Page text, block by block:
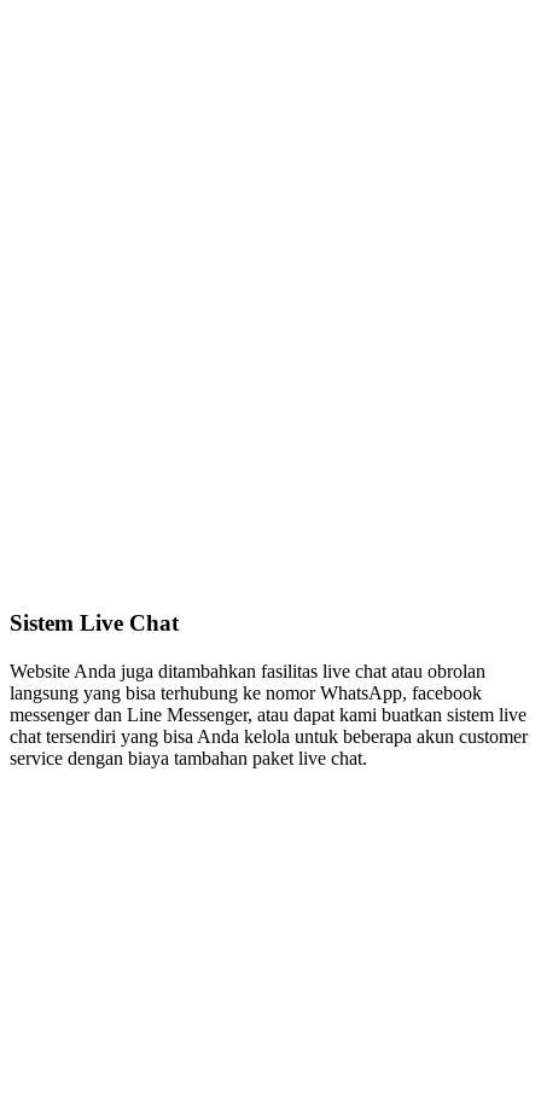
Sistem Live Chat
Website Anda juga ditambahkan fasilitas live chat atau obrolan
langsung yang bisa terhubung ke nomor WhatsApp, facebook
messenger dan Line Messenger, atau dapat kami buatkan sistem live
chat tersendiri yang bisa Anda kelola untuk beberapa akun customer
service dengan biaya tambahan paket live chat.